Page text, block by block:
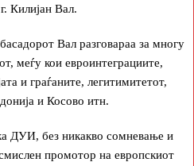
Килијан Вал.
Вал разговараа за многу
меѓу кои евроинтеграциите,
и граѓаните, легитимитетот,
и Косово итн.
ДУИ, без никакво сомневање и
промотор на европскиот